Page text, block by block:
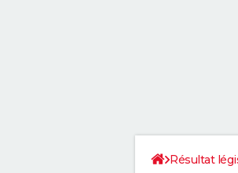
Résultat